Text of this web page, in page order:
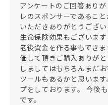
アンケートのご回答あり
レのスポンサーであるこ
いただきありがとうござ
生命保険効果もございま
老後資金を作る事もでき
価して頂きご購入ありが
しましてはもちろんまだ
ツールもあるかと思いま
プをしております。 今後
です。